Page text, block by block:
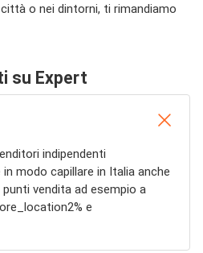
o nei dintorni, ti rimandiamo
su Expert
indipendenti
modo capillare in Italia anche
vendita ad esempio a
e